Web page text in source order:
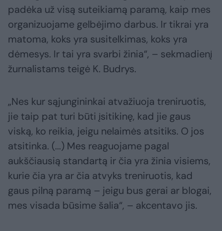
padėka už visą suteikiamą paramą, kaip mes
organizuojame gelbėjimo darbus. Ir tikrai yra
matoma, koks yra susitelkimas, koks yra
dėmesys. Ir tai yra svarbi žinia“, – sekmadienį
žurnalistams teigė K. Budrys.
„Nes kur sąjungininkai atvažiuoja treniruotis,
jie taip pat turi būti įsitikinę, kad jie gaus
viską, ko reikia, jeigu nelaimės atsitiks. O jos
atsitinka. (...) Mes reaguojame pagal
aukščiausią standartą ir čia yra žinia visiems,
kurie čia yra ar čia atvyks treniruotis, kad
gaus pilną paramą – jeigu bus gerai ar blogai,
mes visada būsime šalia“, – akcentavo jis.